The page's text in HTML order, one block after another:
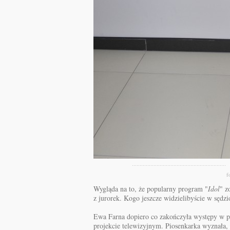
Wygląda na to, że popularny program "Idol"
z jurorek. Kogo jeszcze widzielibyście w
Ewa Farna dopiero co zakończyła występy
projekcie telewizyjnym. Piosenkarka